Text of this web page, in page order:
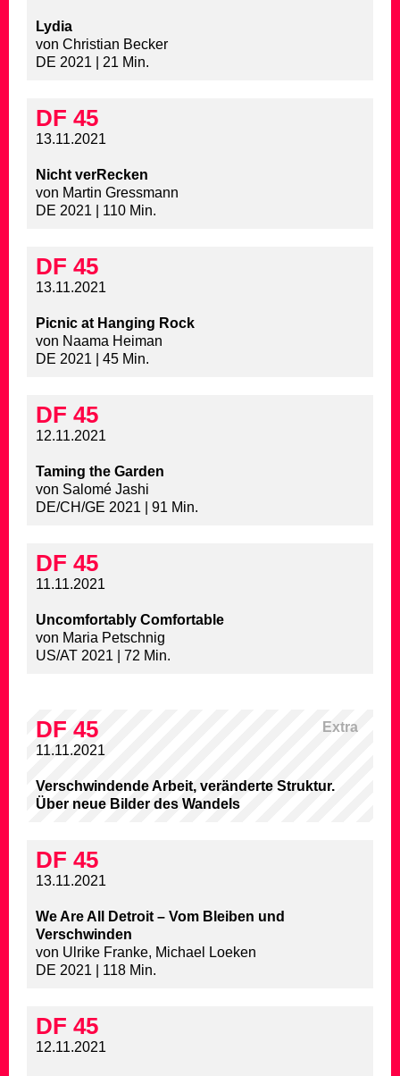
Lydia
von Christian Becker
DE 2021 | 21 Min.
DF 45
13.11.2021
Nicht verRecken
von Martin Gressmann
DE 2021 | 110 Min.
DF 45
13.11.2021
Picnic at Hanging Rock
von Naama Heiman
DE 2021 | 45 Min.
DF 45
12.11.2021
Taming the Garden
von Salomé Jashi
DE/CH/GE 2021 | 91 Min.
DF 45
11.11.2021
Uncomfortably Comfortable
von Maria Petschnig
US/AT 2021 | 72 Min.
Extra
DF 45
11.11.2021
Verschwindende Arbeit, veränderte Struktur.
Über neue Bilder des Wandels
DF 45
13.11.2021
We Are All Detroit – Vom Bleiben und
Verschwinden
von Ulrike Franke, Michael Loeken
DE 2021 | 118 Min.
DF 45
12.11.2021